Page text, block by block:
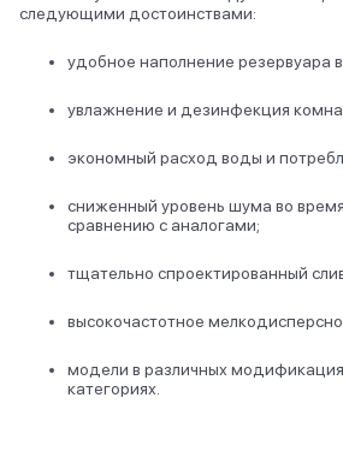
следующими достоинствами:
удобное наполнение резервуара
увлажнение и дезинфекция
экономный расход воды и
сниженный уровень шума во
сравнению с аналогами;
тщательно спроектированный
высокочастотное
модели в различных
категориях.